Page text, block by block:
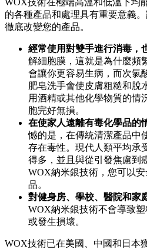
的各種產品和處理具有重要意義
徹底改變您的產品。
經常使用對雙手進行消毒，
解細胞膜，這就是為什麼頻
會讓你更容易生病，而次氯
肥皂洗手會使皮膚粗糙和脫
用酒精或其他化學物質的情
胞完好無損。
在使家人遠離有毒化學品的
憾的是，在傳統清潔產品中
存在毒性。現代人類平均承
得多，並且與從引發焦慮到
WOX納米銀技術，您可以
品。
對健身房、學校、醫院和家
WOX納米銀技術不會導致
或發生損壞。
WOX技術已在美國、中國和日本